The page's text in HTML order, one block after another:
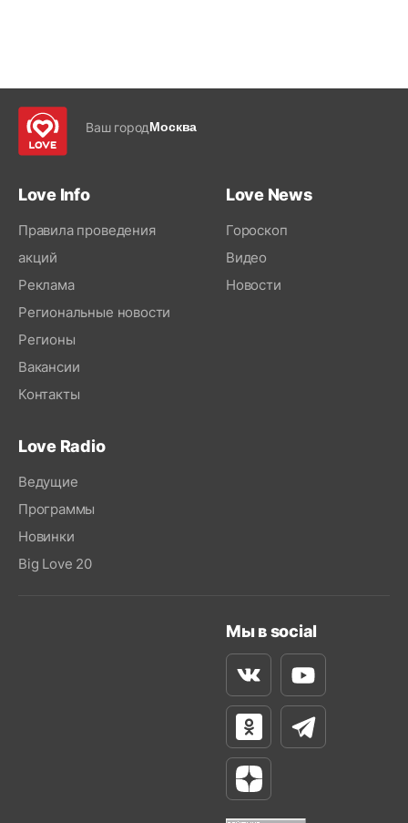
Ваш городМосква
Love Info
Правила проведения
акций
Реклама
Региональные новости
Регионы
Вакансии
Контакты
Love News
Гороскоп
Видео
Новости
Love Radio
Ведущие
Программы
Новинки
Big Love 20
Мы в social
ВконтактеYoutube
Одноклассники
Телеграм
Яндекс Дзен